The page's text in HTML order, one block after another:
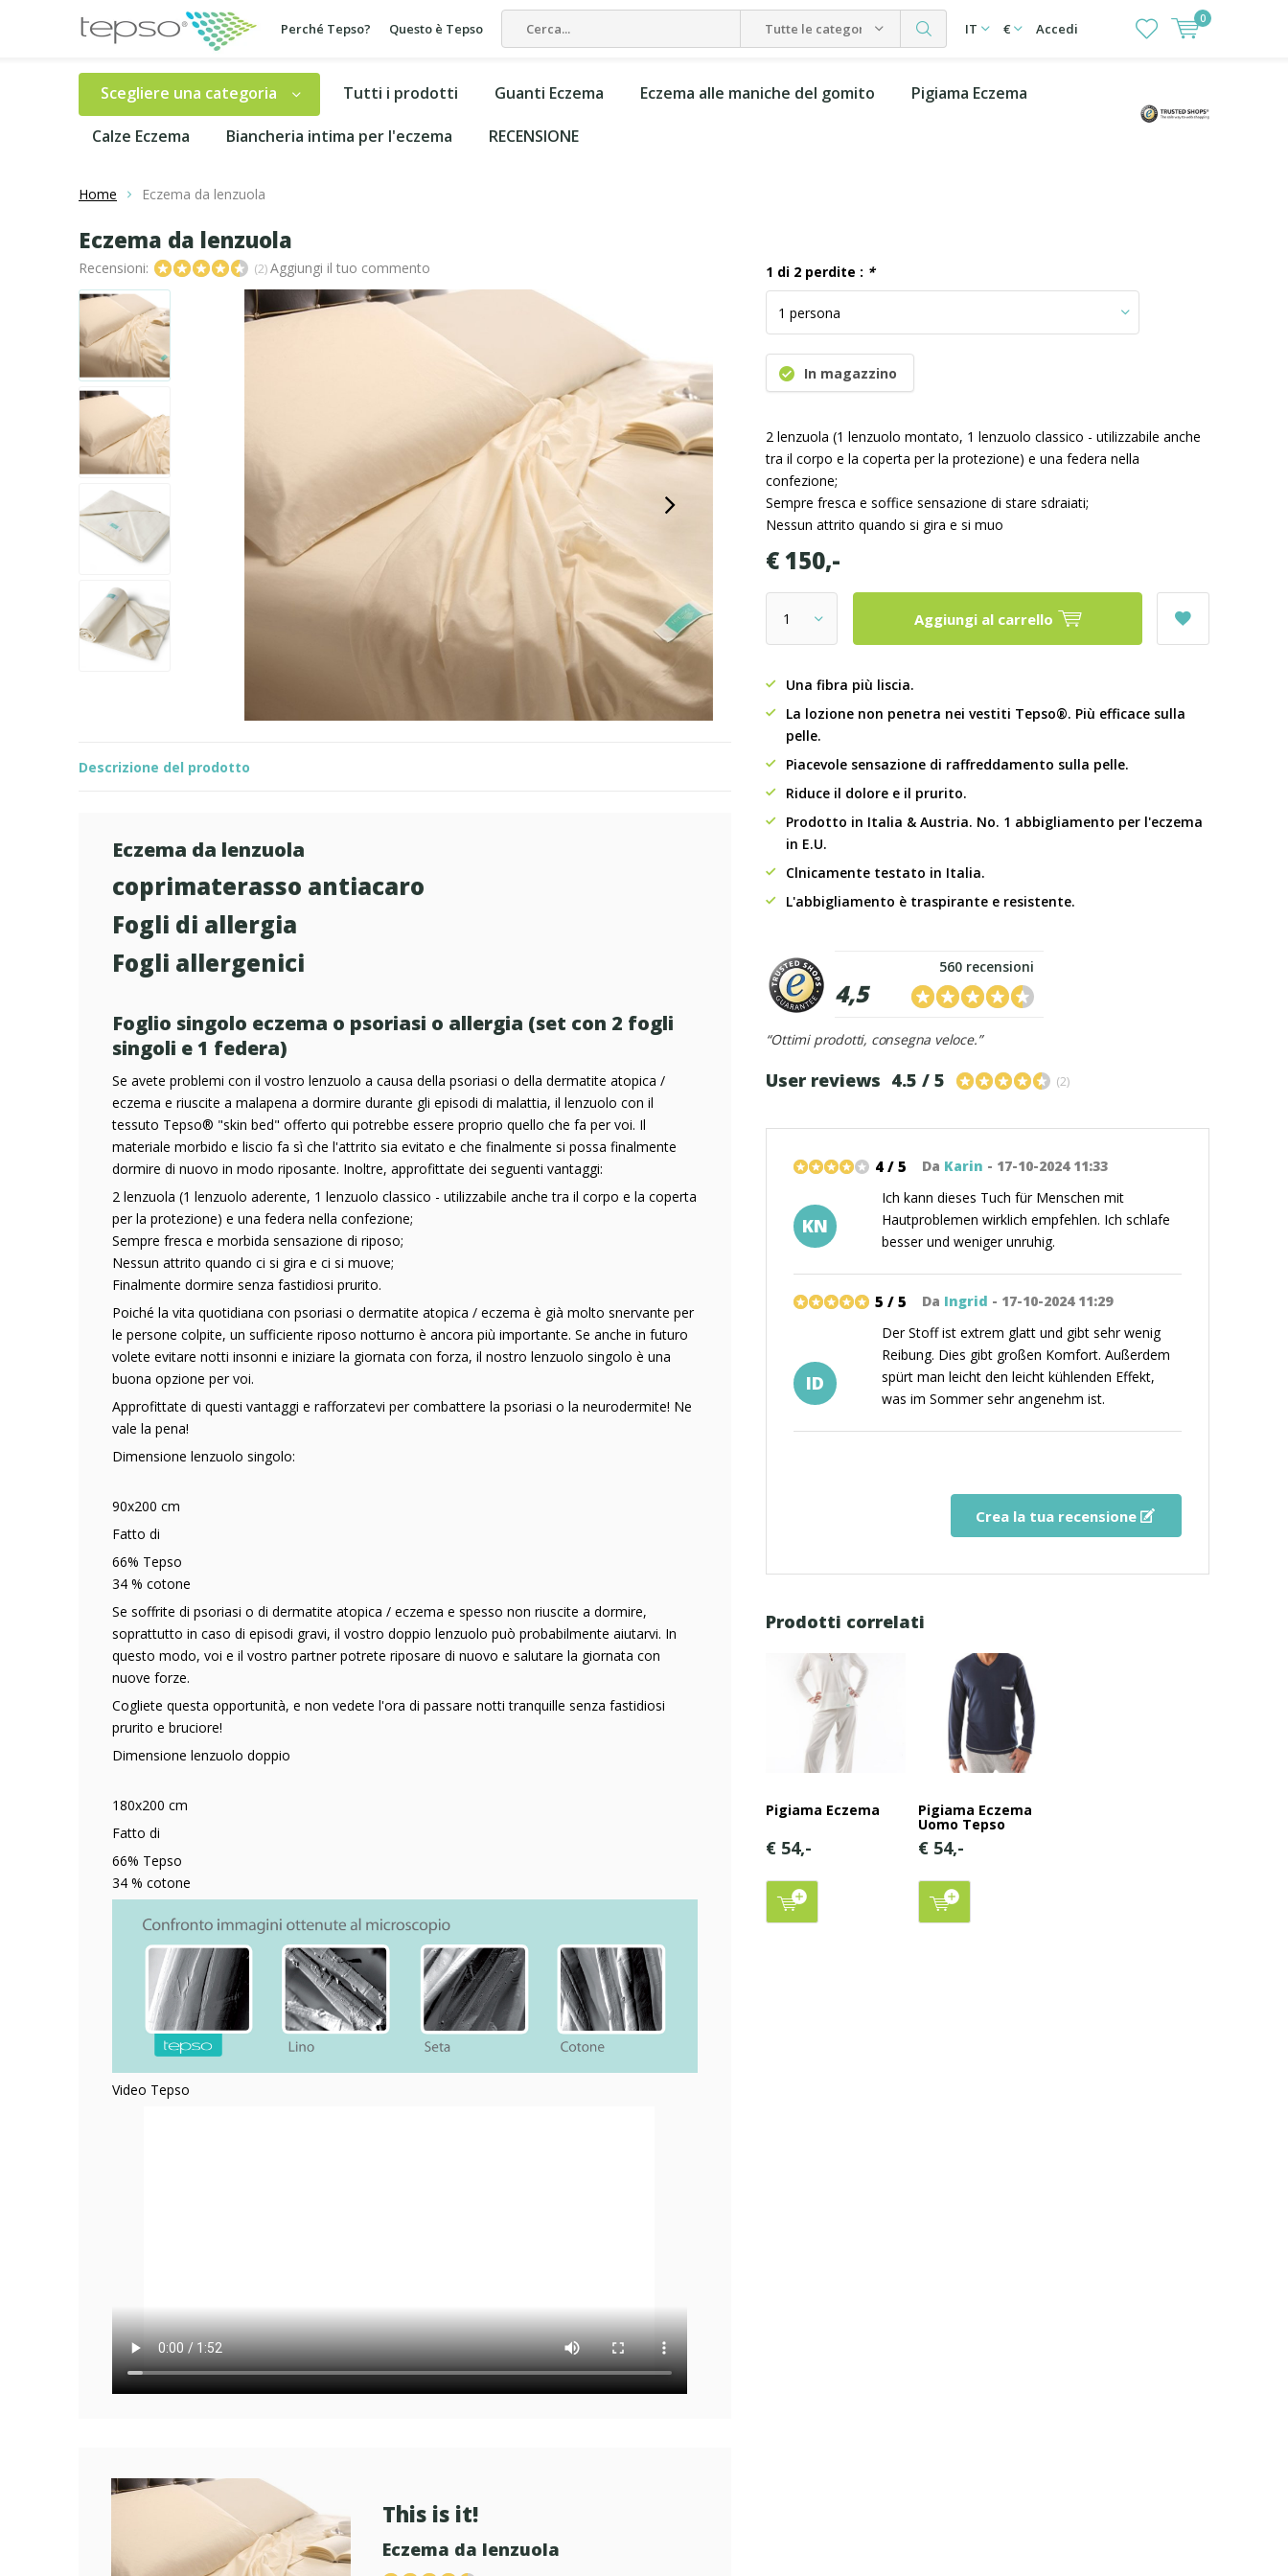
Perché Tepso? Questo è Tepso Tutte le categorie IT € Accedi
0
Scegliere una categoria Tutti i prodotti Guanti Eczema Eczema alle maniche del gomito Pigiama Eczema
Calze Eczema Biancheria intima per l'eczema RECENSIONE
Home Eczema da lenzuola
Eczema da lenzuola
Recensioni: (2)Aggiungi il tuo commento
Descrizione del prodotto
Eczema da lenzuola
coprimaterasso antiacaro
Fogli di allergia
Fogli allergenici
Foglio singolo eczema o psoriasi o allergia (set con 2 fogli
singoli e 1 federa)
Se avete problemi con il vostro lenzuolo a causa della psoriasi o della dermatite atopica /
eczema e riuscite a malapena a dormire durante gli episodi di malattia, il lenzuolo con il
tessuto Tepso® "skin bed" offerto qui potrebbe essere proprio quello che fa per voi. Il
materiale morbido e liscio fa sì che l'attrito sia evitato e che finalmente si possa finalmente
dormire di nuovo in modo riposante. Inoltre, approfittate dei seguenti vantaggi:
2 lenzuola (1 lenzuolo aderente, 1 lenzuolo classico - utilizzabile anche tra il corpo e la coperta
per la protezione) e una federa nella confezione;
Sempre fresca e morbida sensazione di riposo;
Nessun attrito quando ci si gira e ci si muove;
Finalmente dormire senza fastidiosi prurito.
Poiché la vita quotidiana con psoriasi o dermatite atopica / eczema è già molto snervante per
le persone colpite, un sufficiente riposo notturno è ancora più importante. Se anche in futuro
volete evitare notti insonni e iniziare la giornata con forza, il nostro lenzuolo singolo è una
buona opzione per voi.
Approfittate di questi vantaggi e rafforzatevi per combattere la psoriasi o la neurodermite! Ne
vale la pena!
Dimensione lenzuolo singolo:
90x200 cm
Fatto di
66% Tepso
34 % cotone
Se soffrite di psoriasi o di dermatite atopica / eczema e spesso non riuscite a dormire,
soprattutto in caso di episodi gravi, il vostro doppio lenzuolo può probabilmente aiutarvi. In
questo modo, voi e il vostro partner potrete riposare di nuovo e salutare la giornata con
nuove forze.
Cogliete questa opportunità, e non vedete l'ora di passare notti tranquille senza fastidiosi
prurito e bruciore!
Dimensione lenzuolo doppio
180x200 cm
Fatto di
66% Tepso
34 % cotone
Video Tepso
This is it!
Eczema da lenzuola
1 di 2 perdite : *
In magazzino
2 lenzuola (1 lenzuolo montato, 1 lenzuolo classico - utilizzabile anche
tra il corpo e la coperta per la protezione) e una federa nella
confezione;
Sempre fresca e soffice sensazione di stare sdraiati;
Nessun attrito quando si gira e si muo
€ 150,-
Aggiungi al carrello
Una fibra più liscia.
La lozione non penetra nei vestiti Tepso®. Più efficace sulla
pelle.
Piacevole sensazione di raffreddamento sulla pelle.
Riduce il dolore e il prurito.
Prodotto in Italia & Austria. No. 1 abbigliamento per l'eczema
in E.U.
Clnicamente testato in Italia.
L'abbigliamento è traspirante e resistente.
4,5
560 recensioni
“Ottimi prodotti, consegna veloce.”
User reviews 4.5 / 5 (2)
KN
Da Karin - 17-10-2024 11:33
4 / 5
Ich kann dieses Tuch für Menschen mit
Hautproblemen wirklich empfehlen. Ich schlafe
besser und weniger unruhig.
ID
Da Ingrid - 17-10-2024 11:29
5 / 5
Der Stoff ist extrem glatt und gibt sehr wenig
Reibung. Dies gibt großen Komfort. Außerdem
spürt man leicht den leicht kühlenden Effekt,
was im Sommer sehr angenehm ist.
Crea la tua recensione
Prodotti correlati
Pigiama Eczema
€ 54,-
Pigiama Eczema
Uomo Tepso
€ 54,-